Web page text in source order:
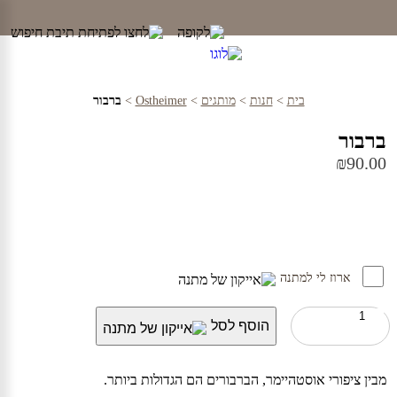
content
בית >חנות >מותגים >
Ostheimer
>ברבור
ברבור
₪90.00
ארוז לי למתנה
כמות
ברבור
הוסף לסל
מבין ציפורי אוסטהיימר, הברבורים הם הגדולות ביותר.